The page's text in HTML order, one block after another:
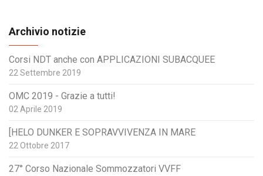
Archivio notizie
Corsi NDT anche con APPLICAZIONI SUBACQUEE
22 Settembre 2019
OMC 2019 - Grazie a tutti!
02 Aprile 2019
[HELO DUNKER E SOPRAVVIVENZA IN MARE
22 Ottobre 2017
27° Corso Nazionale Sommozzatori VVFF